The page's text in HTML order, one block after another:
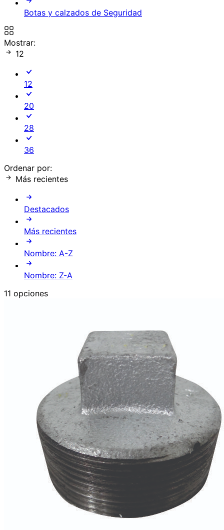
Botas y calzados de Seguridad
Mostrar:
12
12
20
28
36
Ordenar por:
Más recientes
Destacados
Más recientes
Nombre: A-Z
Nombre: Z-A
11 opciones